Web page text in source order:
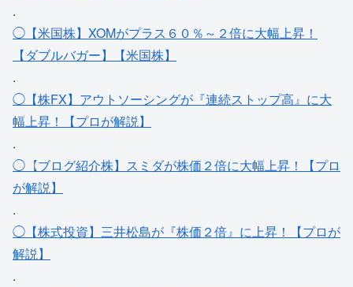
.
◯【米国株】XOMがプラス６０％～２倍に大幅上昇！
【ダブルバガー】【米国株】
.
◯【株FX】アウトソーシングが『連続ストップ高』に大
幅上昇！【プロが解説】
.
◯【ブログ紹介株】スミダが株価２倍に大幅上昇！【プロ
が解説】
.
◯【株式投資】三井松島が『株価２倍』に上昇！【プロが
解説】
.